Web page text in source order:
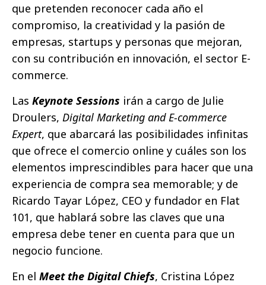
que pretenden reconocer cada año el
compromiso, la creatividad y la pasión de
empresas, startups y personas que mejoran,
con su contribución en innovación, el sector E-
commerce.
Las Keynote Sessions irán a cargo de Julie
Droulers, Digital Marketing and E-commerce
Expert, que abarcará las posibilidades infinitas
que ofrece el comercio online y cuáles son los
elementos imprescindibles para hacer que una
experiencia de compra sea memorable; y de
Ricardo Tayar López, CEO y fundador en Flat
101, que hablará sobre las claves que una
empresa debe tener en cuenta para que un
negocio funcione.
En el Meet the Digital Chiefs, Cristina López